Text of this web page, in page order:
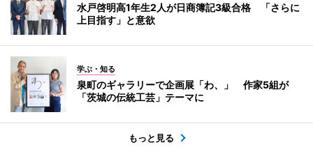
水戸啓明高1年生2人が日商簿記3級合格 「さらに
上目指す」と意欲
学ぶ・知る
泉町のギャラリーで企画展「わ、」 作家5組が
「茨城の伝統工芸」テーマに
もっと見る